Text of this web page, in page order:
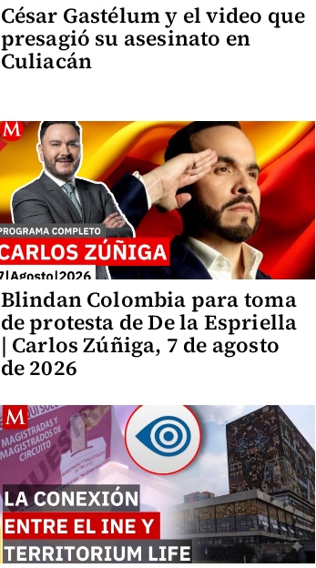
César Gastélum y el video que
presagió su asesinato en
Culiacán
Blindan Colombia para toma
de protesta de De la Espriella
| Carlos Zúñiga, 7 de agosto
de 2026